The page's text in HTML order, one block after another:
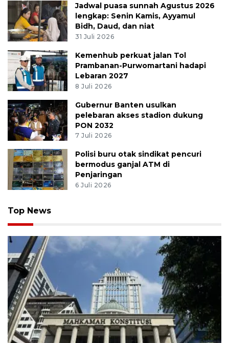
Jadwal puasa sunnah Agustus 2026
lengkap: Senin Kamis, Ayyamul
Bidh, Daud, dan niat
31 Juli 2026
Kemenhub perkuat jalan Tol
Prambanan-Purwomartani hadapi
Lebaran 2027
8 Juli 2026
Gubernur Banten usulkan
pelebaran akses stadion dukung
PON 2032
7 Juli 2026
Polisi buru otak sindikat pencuri
bermodus ganjal ATM di
Penjaringan
6 Juli 2026
Top News